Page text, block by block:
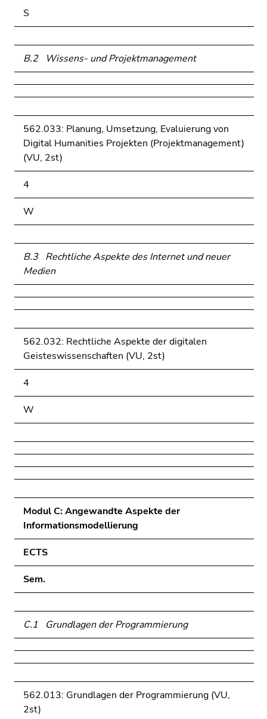
S
B.2 Wissens- und Projektmanagement
562.033: Planung, Umsetzung, Evaluierung von
Digital Humanities Projekten (Projektmanagement)
(VU, 2st)
4
W
B.3 Rechtliche Aspekte des Internet und neuer
Medien
562.032: Rechtliche Aspekte der digitalen
Geisteswissenschaften (VU, 2st)
4
W
Modul C: Angewandte Aspekte der
Informationsmodellierung
ECTS
Sem.
C.1 Grundlagen der Programmierung
562.013: Grundlagen der Programmierung (VU,
2st)